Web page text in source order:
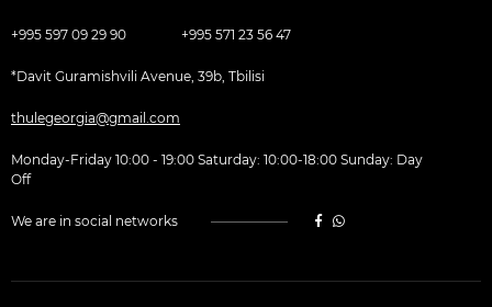
+995 597 09 29 90 +995 571 23 56 47
*Davit Guramishvili Avenue, 39b, Tbilisi
thulegeorgia@gmail.com
Monday-Friday 10:00 - 19:00 Saturday: 10:00-18:00 Sunday: Day
Off
We are in social networks